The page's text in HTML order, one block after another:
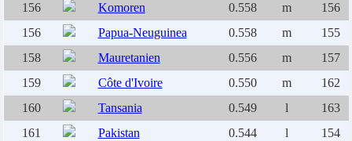
156
Komoren 0.558 m
156
156
Papua-Neuguinea 0.558 m
155
158
Mauretanien 0.556 m
157
159
Côte d'Ivoire 0.550 m
162
160
Tansania 0.549 l
163
161
Pakistan 0.544 l
154